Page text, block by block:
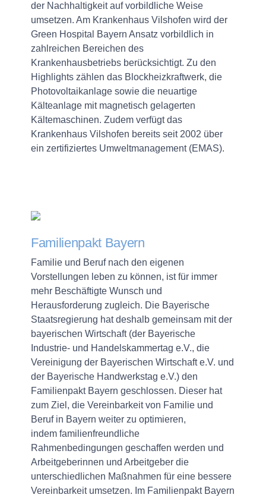
der Nachhaltigkeit auf vorbildliche Weise
umsetzen. Am Krankenhaus Vilshofen wird der
Green Hospital Bayern Ansatz vorbildlich in
zahlreichen Bereichen des
Krankenhausbetriebs berücksichtigt. Zu den
Highlights zählen das Blockheizkraftwerk, die
Photovoltaikanlage sowie die neuartige
Kälteanlage mit magnetisch gelagerten
Kältemaschinen. Zudem verfügt das
Krankenhaus Vilshofen bereits seit 2002 über
ein zertifiziertes Umweltmanagement (EMAS).
Familienpakt Bayern
Familie und Beruf nach den eigenen
Vorstellungen leben zu können, ist für immer
mehr Beschäftigte Wunsch und
Herausforderung zugleich. Die Bayerische
Staatsregierung hat deshalb gemeinsam mit der
bayerischen Wirtschaft (der Bayerische
Industrie- und Handelskammertag e.V., die
Vereinigung der Bayerischen Wirtschaft e.V. und
der Bayerische Handwerkstag e.V.) den
Familienpakt Bayern geschlossen. Dieser hat
zum Ziel, die Vereinbarkeit von Familie und
Beruf in Bayern weiter zu optimieren,
indem familienfreundliche
Rahmenbedingungen geschaffen werden und
Arbeitgeberinnen und Arbeitgeber die
unterschiedlichen Maßnahmen für eine bessere
Vereinbarkeit umsetzen. Im Familienpakt Bayern